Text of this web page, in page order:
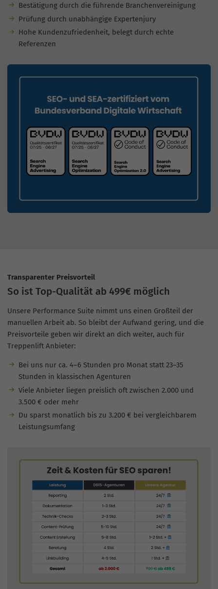
Bestätigung durch die führende Branchenvereinigung
Prüfung durch unabhängige Expertenjury
Hohe Kundenzufriedenheit, belegt durch echte
Referenzen
Transparenter Preisvorteil
So ist Top-Qualität ab 499€ möglich
Unsere Performance Suite nimmt uns einen Großteil der
manuellen Arbeit ab. So bleibt der Aufwand gering, und die
Preisvorteile geben wir direkt an dich weiter, auch für
Treppenlift Anbieter:
Bei uns nur ca. 4–6 Stunden pro Monat statt 23–35
Stunden in klassischen Agenturen
Viele Anbieter liegen preislich oft zwischen 2.000 und
3.500 € oder mehr
Du sparst monatlich bis zu 3.200 € bei vergleichbarem
Leistungsumfang